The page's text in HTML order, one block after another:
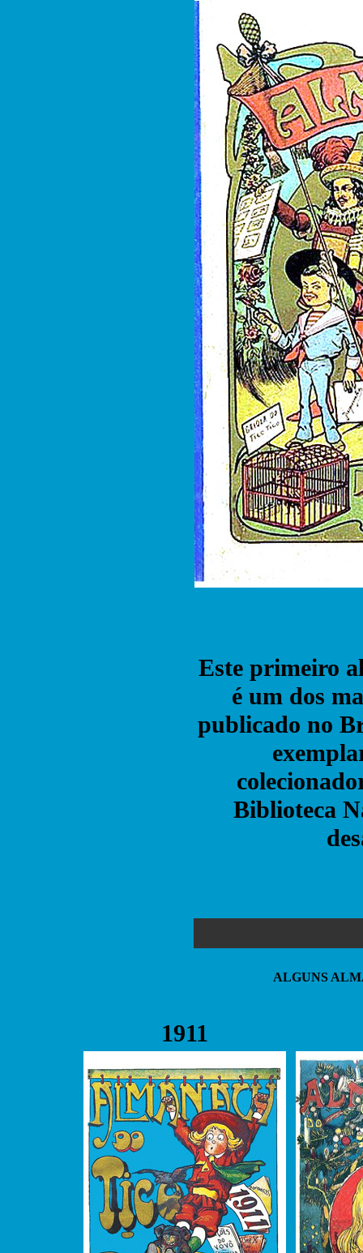
Este primeiro
é um dos
publicado no
Biblioteca
ALGUNS
1911